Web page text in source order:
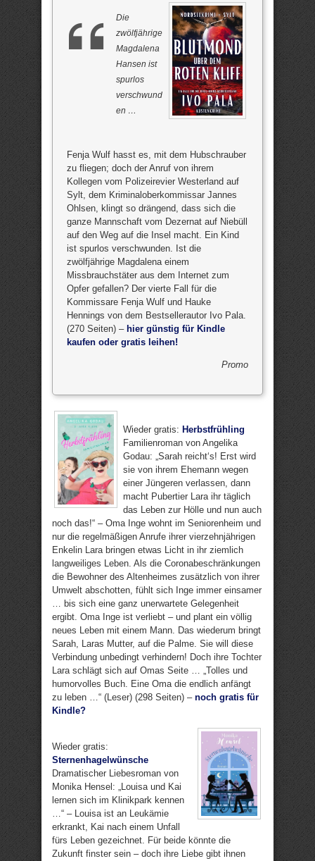
Die
zwölfjährige
Magdalena
Hansen ist
spurlos
verschwund
en …
Fenja Wulf hasst es, mit dem Hubschrauber
zu fliegen; doch der Anruf von ihrem
Kollegen vom Polizeirevier Westerland auf
Sylt, dem Kriminaloberkommissar Jannes
Ohlsen, klingt so drängend, dass sich die
ganze Mannschaft vom Dezernat auf Niebüll
auf den Weg auf die Insel macht. Ein Kind
ist spurlos verschwunden. Ist die
zwölfjährige Magdalena einem
Missbrauchstäter aus dem Internet zum
Opfer gefallen? Der vierte Fall für die
Kommissare Fenja Wulf und Hauke
Hennings von dem Bestsellerautor Ivo Pala.
(270 Seiten) – hier günstig für Kindle
kaufen oder gratis leihen!
Promo
Wieder gratis: Herbstfrühling
Familienroman von Angelika
Godau: „Sarah reicht‘s! Erst wird
sie von ihrem Ehemann wegen
einer Jüngeren verlassen, dann
macht Pubertier Lara ihr täglich
das Leben zur Hölle und nun auch
noch das!“ – Oma Inge wohnt im Seniorenheim und
nur die regelmäßigen Anrufe ihrer vierzehnjährigen
Enkelin Lara bringen etwas Licht in ihr ziemlich
langweiliges Leben. Als die Coronabeschränkungen
die Bewohner des Altenheimes zusätzlich von ihrer
Umwelt abschotten, fühlt sich Inge immer einsamer
… bis sich eine ganz unerwartete Gelegenheit
ergibt. Oma Inge ist verliebt – und plant ein völlig
neues Leben mit einem Mann. Das wiederum bringt
Sarah, Laras Mutter, auf die Palme. Sie will diese
Verbindung unbedingt verhindern! Doch ihre Tochter
Lara schlägt sich auf Omas Seite … „Tolles und
humorvolles Buch. Eine Oma die endlich anfängt
zu leben …“ (Leser) (298 Seiten) – noch gratis für
Kindle?
Wieder gratis:
Sternenhagelwünsche
Dramatischer Liebesroman von
Monika Hensel: „Louisa und Kai
lernen sich im Klinikpark kennen
…“ – Louisa ist an Leukämie
erkrankt, Kai nach einem Unfall
fürs Leben gezeichnet. Für beide könnte die
Zukunft finster sein – doch ihre Liebe gibt ihnen